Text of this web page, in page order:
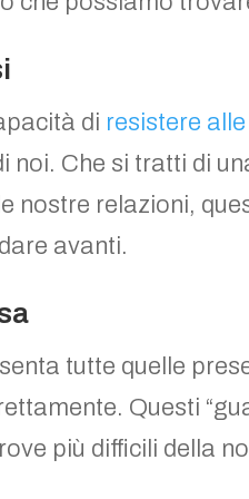
di resistere
noi. Che si tratti di
nostre relazioni,
avanti.
tutte quelle
Questi
più difficili della